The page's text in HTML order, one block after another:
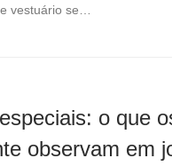
vestuário se…
o que
observam em